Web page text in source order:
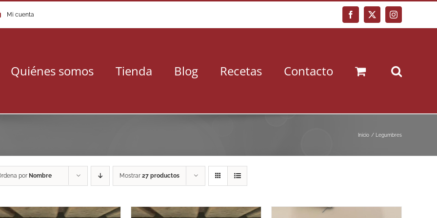
Mi cuenta Facebook
X Instagram
Quiénes somos Tienda Blog Recetas Contacto
Inicio Legumbres
por Nombre Mostrar 27 productos